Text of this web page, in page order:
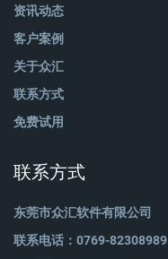
资讯动态
客户案例
关于众汇
联系方式
免费试用
联系方式
东莞市众汇软件有限公司
联系电话：0769-82308989